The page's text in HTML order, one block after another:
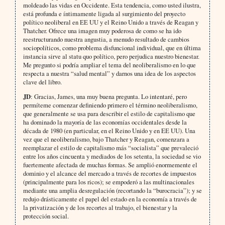
moldeado las vidas en Occidente. Esta tendencia, como usted ilustra,
está profunda e íntimamente ligada al surgimiento del proyecto
político neoliberal en EE UU y el Reino Unido a través de Reagan y
Thatcher. Ofrece una imagen muy poderosa de como se ha ido
reestructurando nuestra angustia, a menudo resultado de cambios
sociopolíticos, como problema disfuncional individual, que en última
instancia sirve al statu quo político, pero perjudica nuestro bienestar.
Me pregunto si podría ampliar el tema del neoliberalismo en lo que
respecta a nuestra “salud mental” y darnos una idea de los aspectos
clave del libro.
JD: Gracias, James, una muy buena pregunta. Lo intentaré, pero
permíteme comenzar definiendo primero el término neoliberalismo,
que generalmente se usa para describir el estilo de capitalismo que
ha dominado la mayoría de las economías occidentales desde la
década de 1980 (en particular, en el Reino Unido y en EE UU). Una
vez que el neoliberalismo, bajo Thatcher y Reagan, comenzara a
reemplazar el estilo de capitalismo más “socialista” que prevaleció
entre los años cincuenta y mediados de los setenta, la sociedad se vio
fuertemente afectada de muchas formas. Se amplió enormemente el
dominio y el alcance del mercado a través de recortes de impuestos
(principalmente para los ricos); se empoderó a las multinacionales
mediante una amplia desregulación (recortando la “burocracia”); y se
redujo drásticamente el papel del estado en la economía a través de
la privatización y de los recortes al trabajo, el bienestar y la
protección social.